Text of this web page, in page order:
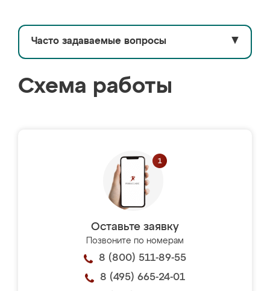
Часто задаваемые вопросы ▼
Схема работы
Оставьте заявку
Позвоните по номерам
8 (800) 511-89-55
8 (495) 665-24-01